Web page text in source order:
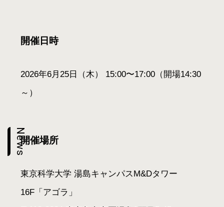
News
開催日時
2026年6月25日（木） 15:00〜17:00（開場14:30
～）
開催場所
東京科学大学 湯島キャンパスM&Dタワー
16F「アゴラ」